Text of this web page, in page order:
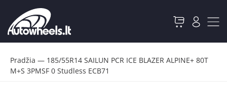
Pradžia — 185/55R14 SAILUN PCR ICE BLAZER ALPINE+ 80T
M+S 3PMSF 0 Studless ECB71